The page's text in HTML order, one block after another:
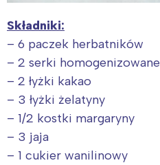
Składniki:
– 6 paczek herbatników
– 2 serki homogenizowane
– 2 łyżki kakao
– 3 łyżki żelatyny
– 1/2 kostki margaryny
– 3 jaja
– 1 cukier wanilinowy